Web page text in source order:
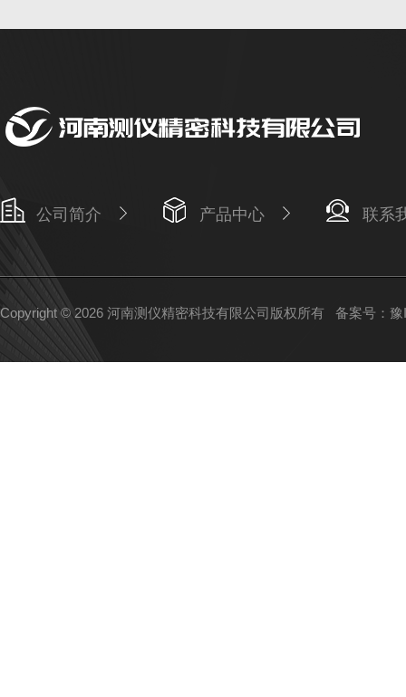
公司简介 产品中心 联系
Copyright © 2026 河南测仪精密科技有限公司版权所有 备案号：